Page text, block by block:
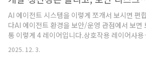
Workflow 환경에서 AI가 아래와 같은 위험한 액
을 수행할 때 매우 중요합니다.메시지 발송데이
수정 / 삭제외부 시스템 연동비용 발생 작업왜
이 필요한가? (배경 & 문제의식)기존 AI 자동화
구조적 한계AI Agent는 기본적으로컨텍스트 오
AI 에이전트 시스템을 이렇게 쪼개서 보시면 편
다AI 에이전트 환경을 보안/운영 관점에서 보면
통 이렇게 4 레이어입니다.상호작용 레이어사용
터페이스예: Slack Bot, Webhook Endpoint,
2025. 12. 3.